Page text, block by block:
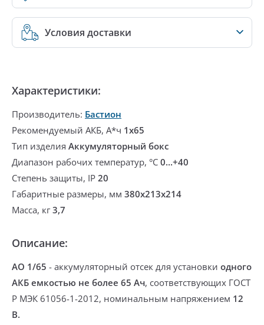
Условия доставки
Характеристики:
Производитель: Бастион
Рекомендуемый АКБ, А*ч 1х65
Тип изделия Аккумуляторный бокс
Диапазон рабочих температур, °С 0...+40
Степень защиты, IP 20
Габаритные размеры, мм 380х213х214
Масса, кг3,7
Описание:
АО 1/65 - аккумуляторный отсек для установки одного
АКБ емкостью не более 65 Ач, соответствующих ГОСТ
Р МЭК 61056-1-2012, номинальным напряжением 12
В.